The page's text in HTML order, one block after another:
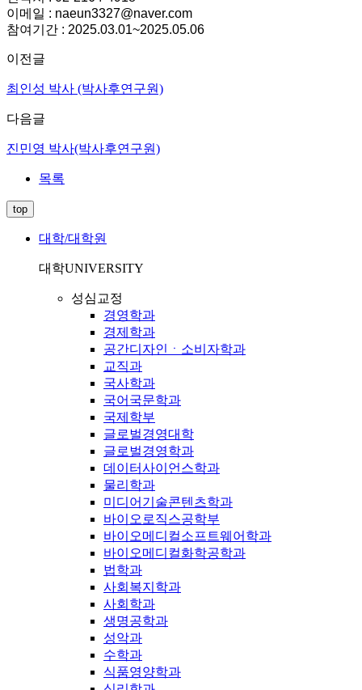
이메일 : naeun3327@naver.com
참여기간 : 2025.03.01~2025.05.06
이전글
최인성 박사 (박사후연구원)
다음글
진민영 박사(박사후연구원)
목록
top
대학/대학원
대학UNIVERSITY
성심교정
경영학과
경제학과
공간디자인ㆍ소비자학과
교직과
국사학과
국어국문학과
국제학부
글로벌경영대학
글로벌경영학과
데이터사이언스학과
물리학과
미디어기술콘텐츠학과
바이오로직스공학부
바이오메디컬소프트웨어학과
바이오메디컬화학공학과
법학과
사회복지학과
사회학과
생명공학과
성악과
수학과
식품영양학과